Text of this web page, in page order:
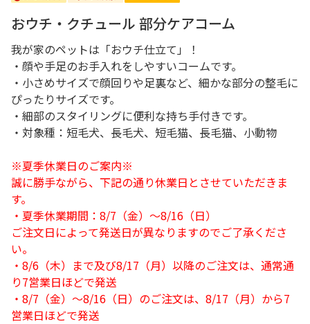
おウチ・クチュール 部分ケアコーム
我が家のペットは「おウチ仕立て」！
・顔や手足のお手入れをしやすいコームです。
・小さめサイズで顔回りや足裏など、細かな部分の整毛に
ぴったりサイズです。
・細部のスタイリングに便利な持ち手付きです。
・対象種：短毛犬、長毛犬、短毛猫、長毛猫、小動物
※夏季休業日のご案内※
誠に勝手ながら、下記の通り休業日とさせていただきま
す。
・夏季休業期間：8/7（金）～8/16（日）
ご注文日によって発送日が異なりますのでご了承くださ
い。
・8/6（木）まで及び8/17（月）以降のご注文は、通常通
り7営業日ほどで発送
・8/7（金）～8/16（日）のご注文は、8/17（月）から7
営業日ほどで発送